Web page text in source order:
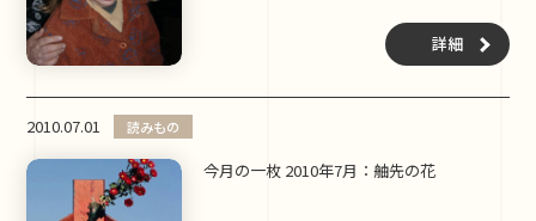
詳細
2010.07.01 読みもの
今月の一枚 2010年7月：舳先の花